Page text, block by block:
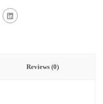
Reviews (0)